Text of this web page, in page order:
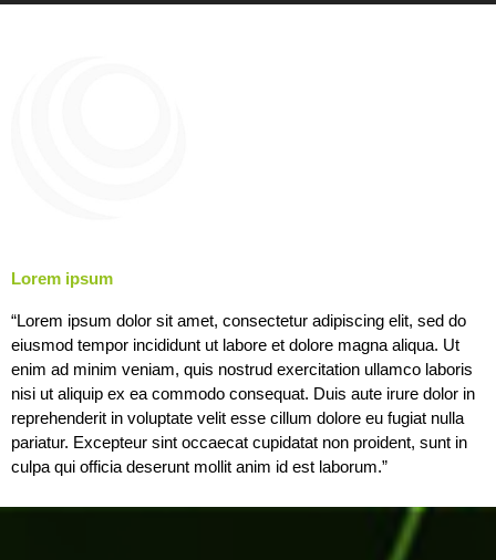
Lorem ipsum
“Lorem ipsum dolor sit amet, consectetur adipiscing elit, sed do
eiusmod tempor incididunt ut labore et dolore magna aliqua. Ut
enim ad minim veniam, quis nostrud exercitation ullamco laboris
nisi ut aliquip ex ea commodo consequat. Duis aute irure dolor in
reprehenderit in voluptate velit esse cillum dolore eu fugiat nulla
pariatur. Excepteur sint occaecat cupidatat non proident, sunt in
culpa qui officia deserunt mollit anim id est laborum.”